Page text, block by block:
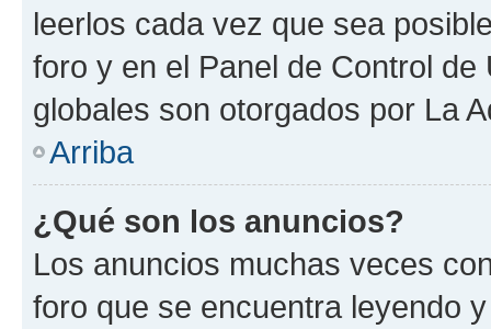
leerlos cada vez que sea
foro y en el Panel de Control
globales son otorgados por La
Arriba
¿Qué son los anuncios?
Los anuncios muchas veces
foro que se encuentra leyendo